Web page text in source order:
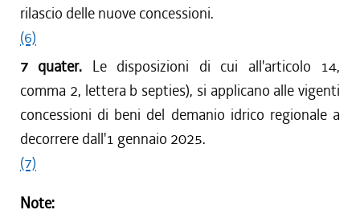
rilascio delle nuove concessioni.
(6)
7 quater. Le disposizioni di cui all'articolo 14,
comma 2, lettera b septies), si applicano alle vigenti
concessioni di beni del demanio idrico regionale a
decorrere dall'1 gennaio 2025.
(7)
Note: